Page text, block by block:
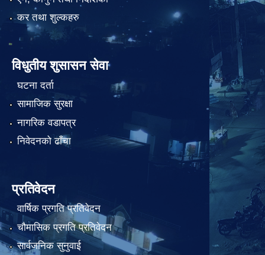
कर तथा शुल्कहरु
विधुतीय शुसासन सेवा
घटना दर्ता
सामाजिक सुरक्षा
नागरिक वडापत्र
निवेदनको ढाँचा
प्रतिवेदन
वार्षिक प्रगति प्रतिवेदन
चौमासिक प्रगति प्रतिवेदन
सार्वजनिक सुनुवाई